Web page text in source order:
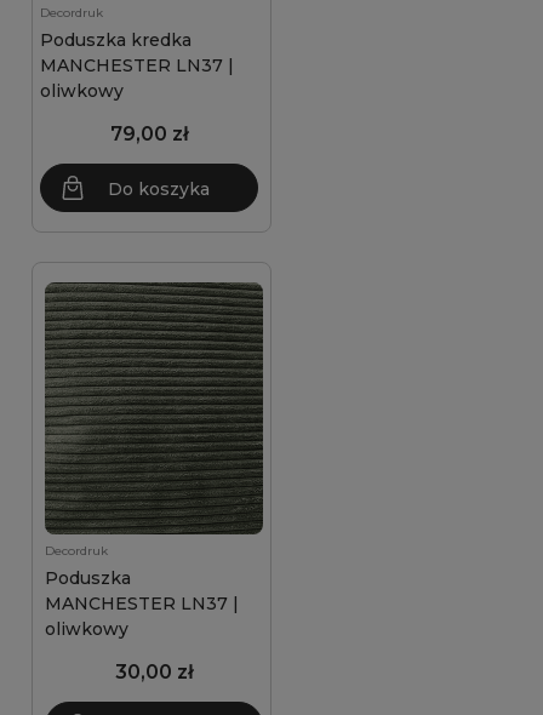
Decordruk
Poduszka kredka
MANCHESTER LN37 |
oliwkowy
79,00 zł
Do koszyka
Decordruk
Poduszka
MANCHESTER LN37 |
oliwkowy
30,00 zł